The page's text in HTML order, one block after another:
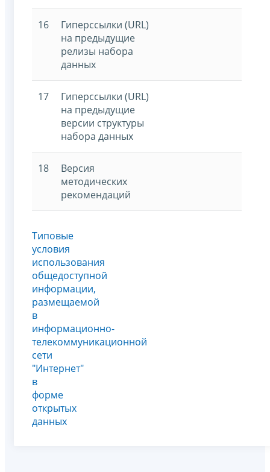
16
Гиперссылки (URL)
на предыдущие
релизы набора
данных
17
Гиперссылки (URL)
на предыдущие
версии структуры
набора данных
18
Версия
методических
рекомендаций
Типовые
условия
использования
общедоступной
информации,
размещаемой
в
информационно-
телекоммуникационной
сети
"Интернет"
в
форме
открытых
данных